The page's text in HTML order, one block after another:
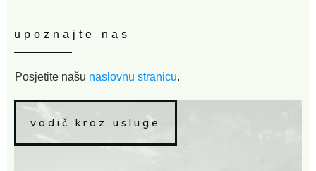
upoznajte nas
Posjetite našu naslovnu stranicu.
vodič kroz usluge